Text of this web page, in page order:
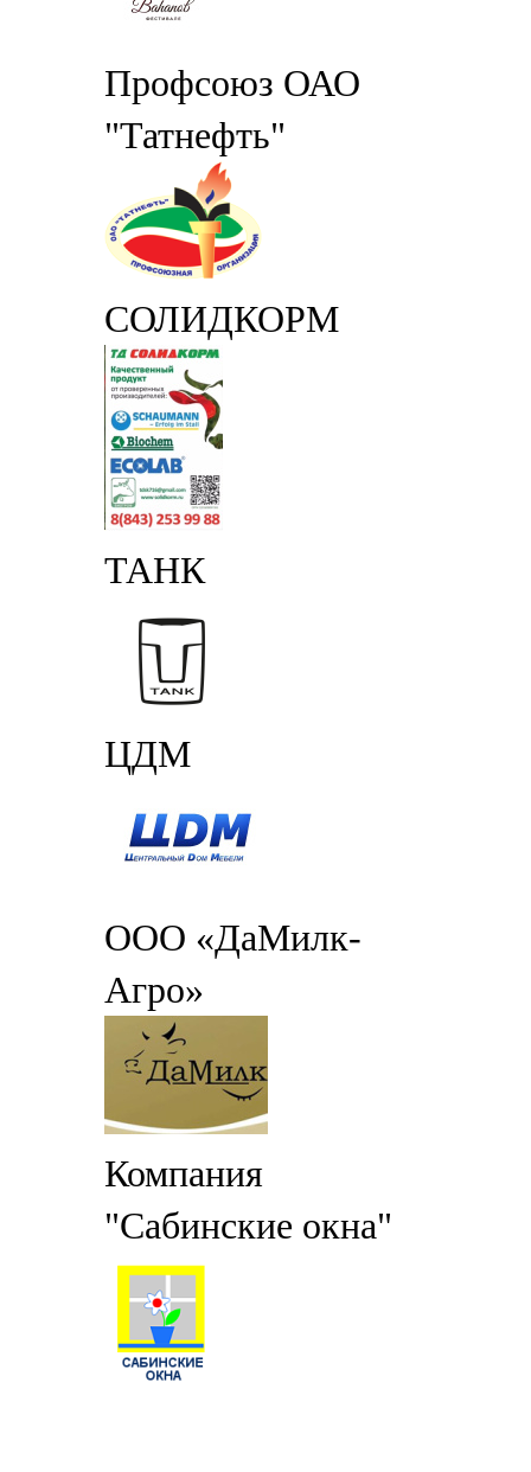
Профсоюз ОАО
"Татнефть"
СОЛИДКОРМ
ТАНК
ЦДМ
ООО «ДаМилк-
Агро»
Компания
"Сабинские окна"